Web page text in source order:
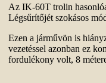
Az IK-60T trolin
Légsűrítőjét szokásos
Ezen a járművön is
vezetéssel azonban ez
fordulékony volt, 8